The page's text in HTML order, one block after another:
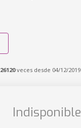
26120veces desde 04/12/2019
Indisponible